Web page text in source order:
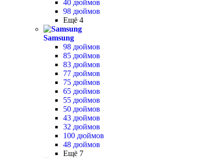
40 дюймов
98 дюймов
Ещё 4
Samsung
98 дюймов
85 дюймов
83 дюймов
77 дюймов
75 дюймов
65 дюймов
55 дюймов
50 дюймов
43 дюймов
32 дюймов
100 дюймов
48 дюймов
Ещё 7